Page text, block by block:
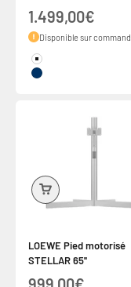
Prix de vente
1.499,00€
Disponible sur
Couleur
moonlight beige
midnight blue
LOEWE Pied motorisé
STELLAR 65''
Prix de vente